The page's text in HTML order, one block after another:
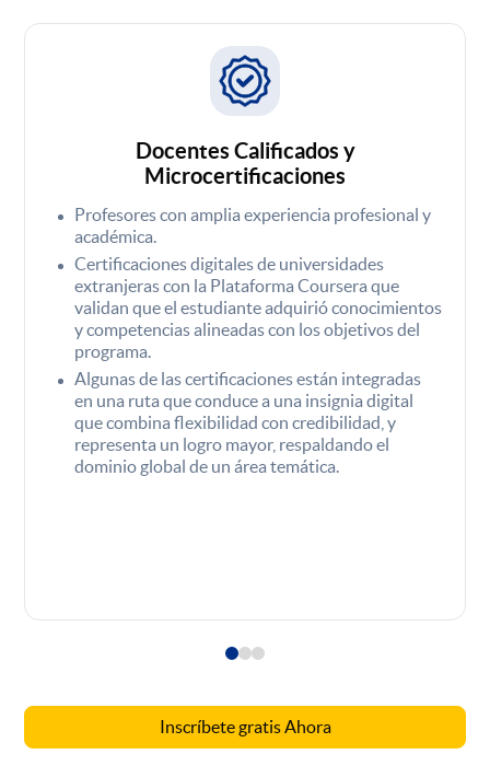
Docentes Calificados y
Microcertificaciones
Profesores con amplia experiencia profesional y
académica.
Certificaciones digitales de universidades
extranjeras con la Plataforma Coursera que
validan que el estudiante adquirió conocimientos
y competencias alineadas con los objetivos del
programa.
Algunas de las certificaciones están integradas
en una ruta que conduce a una insignia digital
que combina flexibilidad con credibilidad, y
representa un logro mayor, respaldando el
dominio global de un área temática.
Inscríbete gratis Ahora